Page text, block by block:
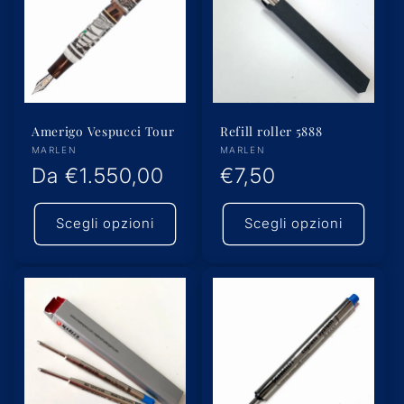
Amerigo Vespucci Tour
Produttore:
MARLEN
Prezzo
di
listino
Da €1.550,00
Scegli opzioni
Refill roller 5888
Produttore:
MARLEN
Prezzo
di
listino
€7,50
Scegli opzioni